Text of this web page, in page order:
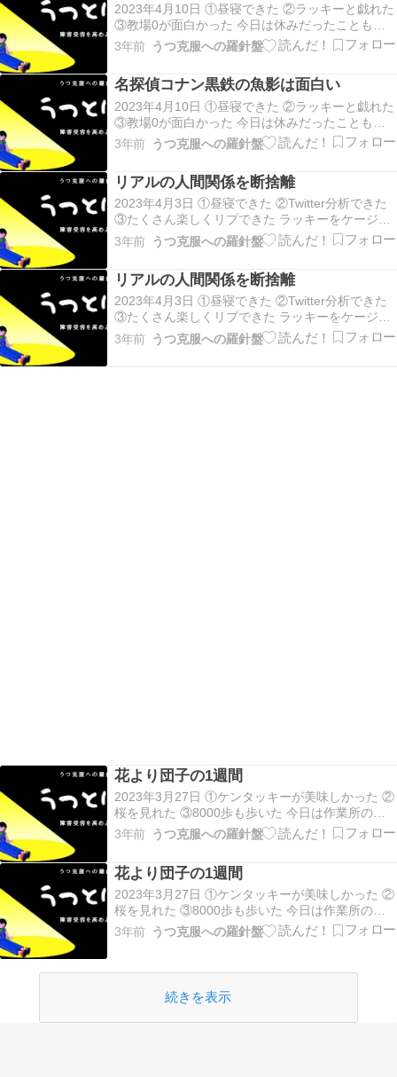
2023年4月10日 ①昼寝できた ②ラッキーと戯れた
③教場0が面白かった 今日は休みだったこともあ
り、Twitterするか寝るかの1日に、昼寝後はラッキ
ーの相手をして癒しに。 教場0、新人刑事と一緒
納得、自分の見聞きしたものにもっ…
3年前 うつ克服への羅針盤
名探偵コナン黒鉄の魚影は面白い
2023年4月10日 ①昼寝できた ②ラッキーと戯れた
③教場0が面白かった 今日は休みだったこともあ
り、Twitterするか寝るかの1日に、昼寝後はラッキ
ーの相手をして癒しに。 教場0、新人刑事と一緒
納得、自分の見聞きしたものにもっ…
3年前 うつ克服への羅針盤
リアルの人間関係を断捨離
2023年4月3日 ①昼寝できた ②Twitter分析できた
③たくさん楽しくリプできた ラッキーをケージに
閉じ込めて昼寝、質が良かったのか短時間で起
床。 その後、パソコンで3月のTwitter分析、伸び
性チームに入り、いいねもリプ…
3年前 うつ克服への羅針盤
リアルの人間関係を断捨離
2023年4月3日 ①昼寝できた ②Twitter分析できた
③たくさん楽しくリプできた ラッキーをケージに
閉じ込めて昼寝、質が良かったのか短時間で起
床。 その後、パソコンで3月のTwitter分析、伸び
3年前 うつ克服への羅針盤
花より団子の1週間
2023年3月27日 ①ケンタッキーが美味しかった ②
桜を見れた ③8000歩も歩いた 今日は作業所の花
見レク、まずは電車とバスに乗ってアピタへ、そ
こでケンタッキーのセットを注文、久々に食べれ
ら散歩、作業所～花見で計8000歩も歩い…
3年前 うつ克服への羅針盤
花より団子の1週間
2023年3月27日 ①ケンタッキーが美味しかった ②
桜を見れた ③8000歩も歩いた 今日は作業所の花
見レク、まずは電車とバスに乗ってアピタへ、そ
こでケンタッキーのセットを注文、久々に食べれ
ら散歩、作業所～花見で計8000歩も歩い…
3年前 うつ克服への羅針盤
続きを表示